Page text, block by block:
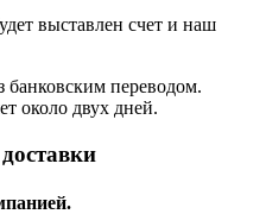
выставлен счет и наш
банковским переводом.
около двух дней.